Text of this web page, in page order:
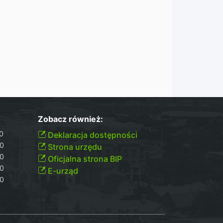
Zobacz również:
Deklaracja dostępności
Strona urzędu
Oficjalna strona BIP
E-urząd